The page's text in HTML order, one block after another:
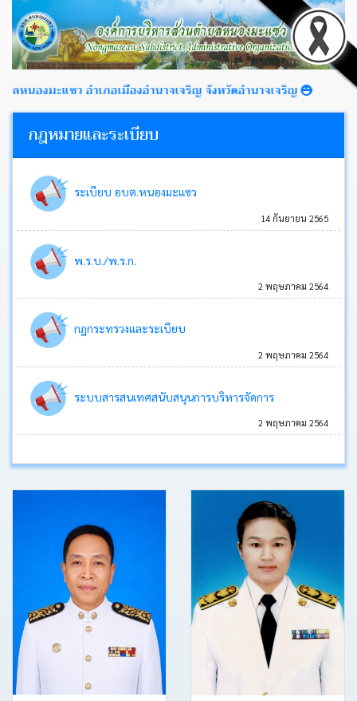
แซว อำเภอเมืองอำนาจเจริญ จังหวัดอำนาจเจริญ
กฎหมายและระเบียบ
ระเบียบ อบต.หนองมะแซว
14 กันยายน 2565
พ.ร.บ./พ.ร.ก.
2 พฤษภาคม 2564
กฎกระทรวงและระเบียบ
2 พฤษภาคม 2564
ระบบสารสนเทศสนับสนุนการบริหารจัดการ
2 พฤษภาคม 2564
หน้า
หลัก
ประชาสัมพันธ์
ข่าว
จัด
ซื้อ
จัด
จ้าง
ประกาศ
สั่ง
หนังสือ
ราชการ
กิจกรรม